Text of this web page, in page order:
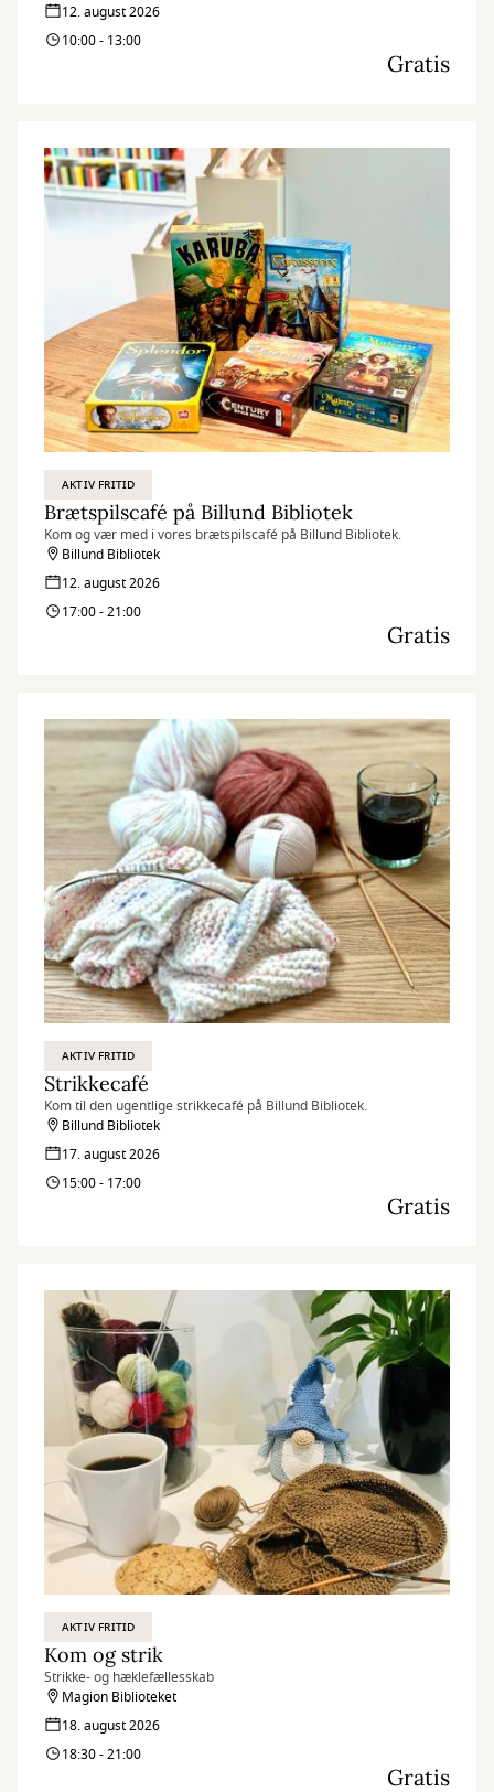
12. august 2026
10:00 - 13:00
Gratis
AKTIV FRITID
Brætspilscafé på Billund Bibliotek
Kom og vær med i vores brætspilscafé på Billund Bibliotek.
Billund Bibliotek
12. august 2026
17:00 - 21:00
Gratis
AKTIV FRITID
Strikkecafé
Kom til den ugentlige strikkecafé på Billund Bibliotek.
Billund Bibliotek
17. august 2026
15:00 - 17:00
Gratis
AKTIV FRITID
Kom og strik
Strikke- og hæklefællesskab
Magion Biblioteket
18. august 2026
18:30 - 21:00
Gratis